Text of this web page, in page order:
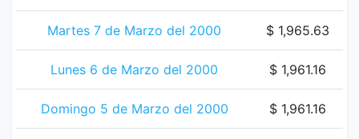
Martes 7 de Marzo del 2000 $ 1,965.63
Lunes 6 de Marzo del 2000 $ 1,961.16
Domingo 5 de Marzo del 2000 $ 1,961.16